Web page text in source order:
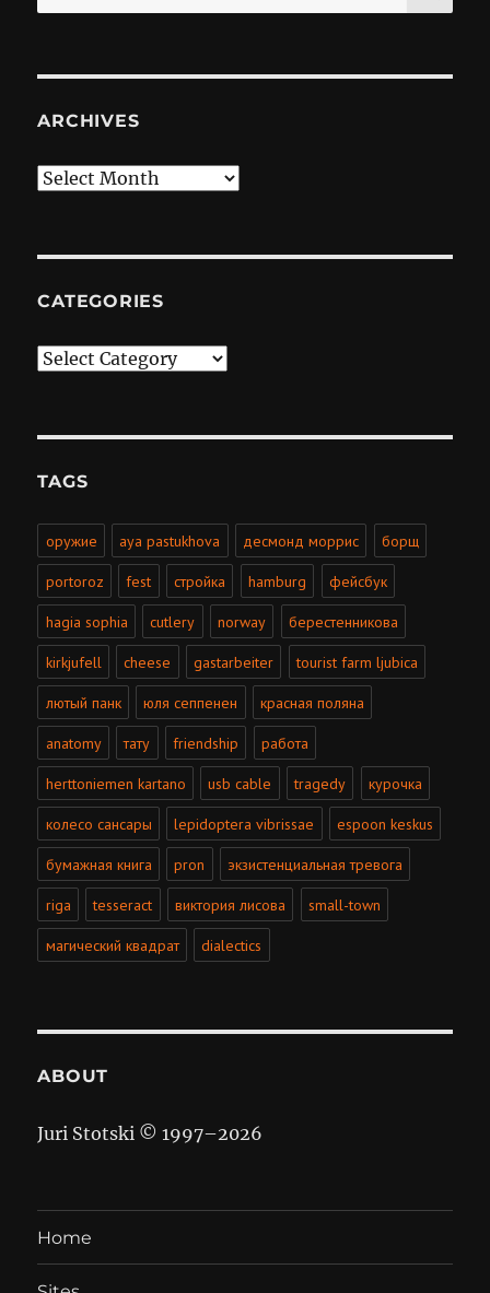
for:
ARCHIVES
Archives
CATEGORIES
Categories
TAGS
оружие aya pastukhova десмонд моррис борщ
portoroz fest стройка hamburg фейсбук
hagia sophia cutlery norway берестенникова
kirkjufell cheese gastarbeiter tourist farm ljubica
лютый панк юля сеппенен красная поляна
anatomy тату friendship работа
herttoniemen kartano usb cable tragedy курочка
колесо сансары lepidoptera vibrissae espoon keskus
бумажная книга pron экзистенциальная тревога
riga tesseract виктория лисова small-town
магический квадрат dialectics
ABOUT
Juri Stotski © 1997–2026
Home